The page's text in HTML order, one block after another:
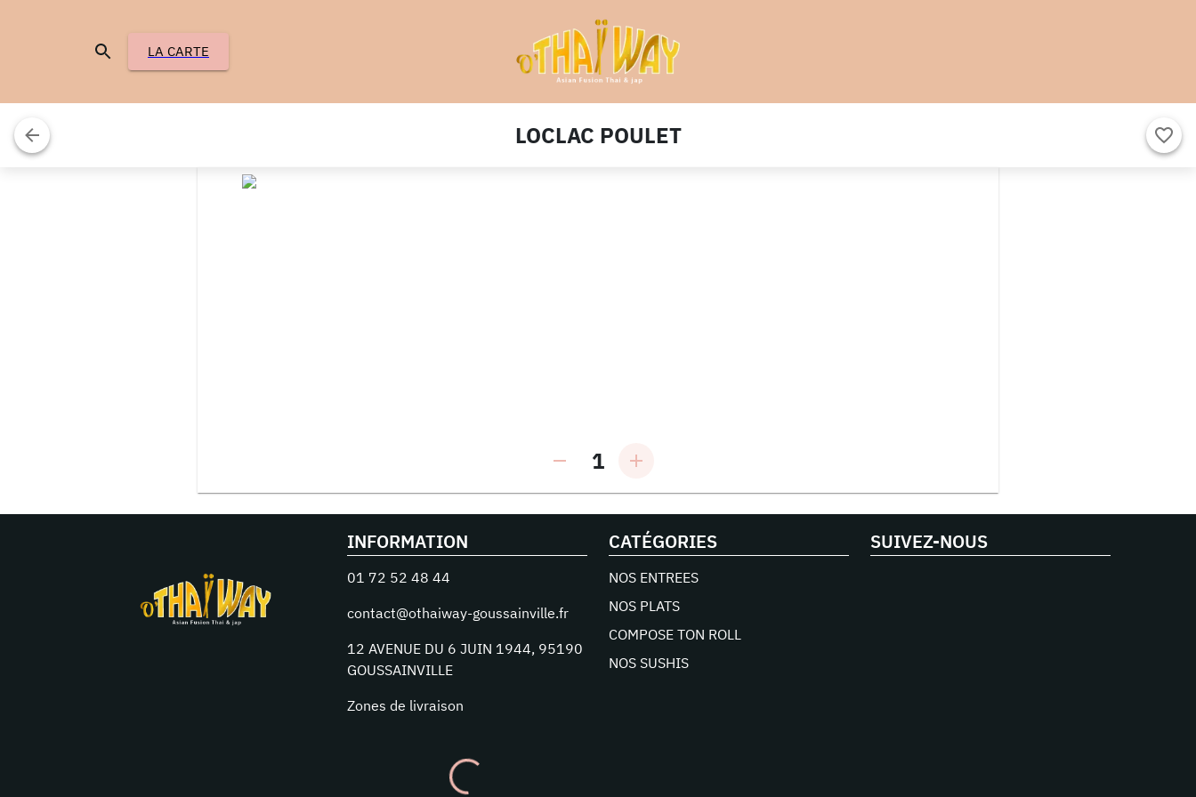
LA CARTE
LOCLAC POULET
1
INFORMATION
01 72 52 48 44
contact@othaiway-goussainville.fr
12 AVENUE DU 6 JUIN 1944, 95190
GOUSSAINVILLE
Zones de livraison
CATÉGORIES
NOS ENTREES
NOS PLATS
COMPOSE TON ROLL
NOS SUSHIS
SUIVEZ-NOUS